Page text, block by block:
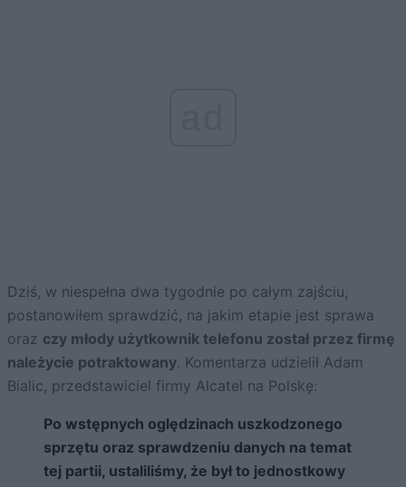
Dziś, w niespełna dwa tygodnie po całym zajściu,
postanowiłem sprawdzić, na jakim etapie jest sprawa
oraz czy młody użytkownik telefonu został przez firmę
należycie potraktowany. Komentarza udzielił Adam
Bialic, przedstawiciel firmy Alcatel na Polskę:
Po wstępnych oględzinach uszkodzonego
sprzętu oraz sprawdzeniu danych na temat
tej partii, ustaliliśmy, że był to jednostkowy